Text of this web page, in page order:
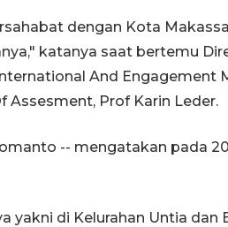
dengan Kota
katanya saat bertemu
And Engagement
Assesment, Prof Karin Leder.
-- mengatakan pada
yakni di Kelurahan Untia dan